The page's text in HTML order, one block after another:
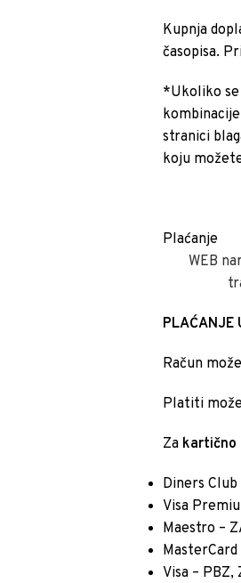
Kupnja
časopisa.
*Ukoliko se
stranici
koju
Plaćanje
WEB
PLAĆANJE
Račun
Platiti
Za kartično
Diners
Visa
Maestro –
MasterCard
Visa – PBZ,